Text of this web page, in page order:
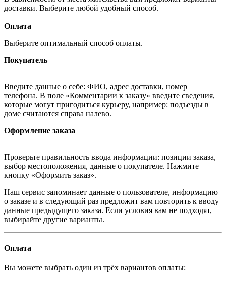
доставки. Выберите любой удобный способ.
Оплата
Выберите оптимальный способ оплаты.
Покупатель
Введите данные о себе: ФИО, адрес доставки, номер
телефона. В поле «Комментарии к заказу» введите сведения,
которые могут пригодиться курьеру, например: подъезды в
доме считаются справа налево.
Оформление заказа
Проверьте правильность ввода информации: позиции заказа,
выбор местоположения, данные о покупателе. Нажмите
кнопку «Оформить заказ».
Наш сервис запоминает данные о пользователе, информацию
о заказе и в следующий раз предложит вам повторить к вводу
данные предыдущего заказа. Если условия вам не подходят,
выбирайте другие варианты.
Оплата
Вы можете выбрать один из трёх вариантов оплаты: